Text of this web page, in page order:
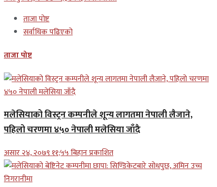
ताजा पोष्ट
सर्वाधिक पढिएको
ताजा पोष्ट
मलेसियाको विस्ट्रन कम्पनीले शून्य लागतमा नेपाली लैजाने,
पहिलो चरणमा ४५० नेपाली मलेसिया जाँदै
असार २४, २०७९ ११;५५ बिहान प्रकाशित